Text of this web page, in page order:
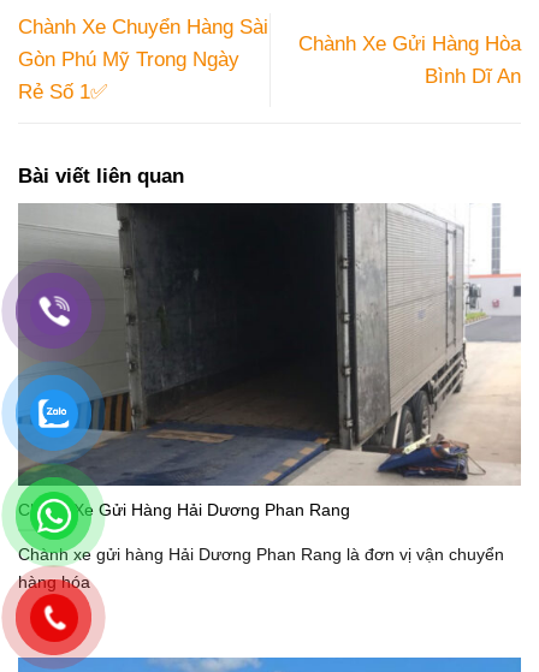
Chành Xe Chuyển Hàng Sài
Gòn Phú Mỹ Trong Ngày
Rẻ Số 1✅
Chành Xe Gửi Hàng Hòa
Bình Dĩ An
Bài viết liên quan
Chành Xe Gửi Hàng Hải Dương Phan Rang
Chành xe gửi hàng Hải Dương Phan Rang là đơn vị vận chuyển
hàng hóa